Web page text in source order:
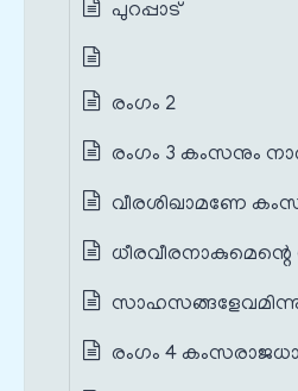
പുറപ്പാട്
രംഗം 2
രംഗം 3 കംസനും
വീരശിഖാമണേ
രംഗം 4